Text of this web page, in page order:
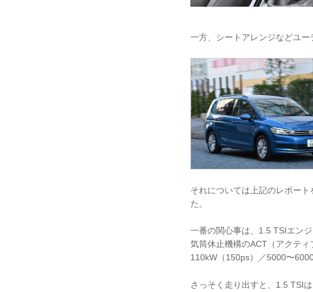
一方、シートアレンジなどユー
それについては上記のレポー
た。
一番の関心事は、1.5 TSIエン
気筒休止機構のACT（アクテ
110kW（150ps）／5000〜
さっそく走り出すと、1.5 TSI